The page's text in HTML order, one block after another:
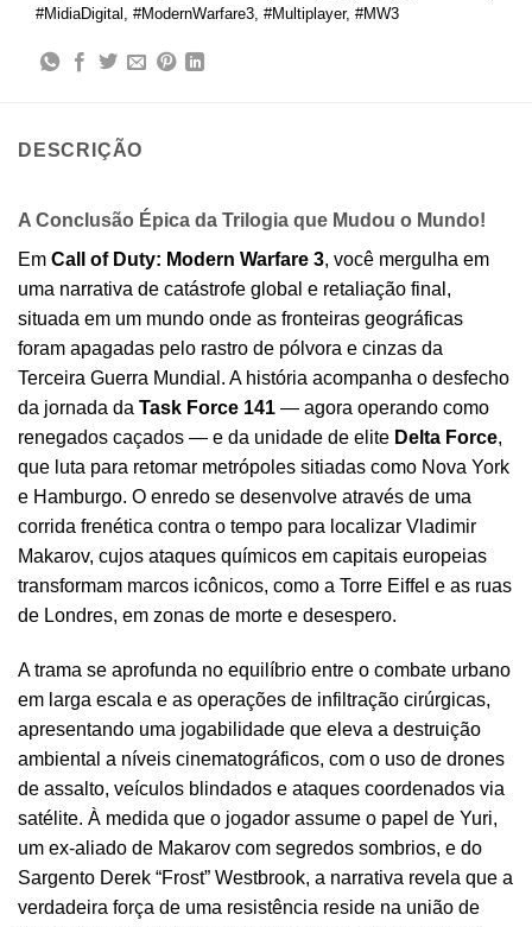
#MidiaDigital
#ModernWarfare3 #Multiplayer, #MW3
DESCRIÇÃO
A Conclusão Épica da Trilogia que Mudou o Mundo!
Em Call of Duty: Modern Warfare 3, você mergulha em
uma narrativa de catástrofe global e retaliação final,
situada em um mundo onde as fronteiras geográficas
foram apagadas pelo rastro de pólvora e cinzas da
Terceira Guerra Mundial. A história acompanha o desfecho
da jornada da Task Force 141 — agora operando como
renegados caçados — e da unidade de elite Delta Force,
que luta para retomar metrópoles sitiadas como Nova York
e Hamburgo. O enredo se desenvolve através de uma
corrida frenética contra o tempo para localizar Vladimir
Makarov, cujos ataques químicos em capitais europeias
transformam marcos icônicos, como a Torre Eiffel e as ruas
de Londres, em zonas de morte e desespero.
A trama se aprofunda no equilíbrio entre o combate urbano
em larga escala e as operações de infiltração cirúrgicas,
apresentando uma jogabilidade que eleva a destruição
ambiental a níveis cinematográficos, com o uso de drones
de assalto, veículos blindados e ataques coordenados via
satélite. À medida que o jogador assume o papel de Yuri,
um ex-aliado de Makarov com segredos sombrios, e do
Sargento Derek “Frost” Westbrook, a narrativa revela que a
verdadeira força de uma resistência reside na união de